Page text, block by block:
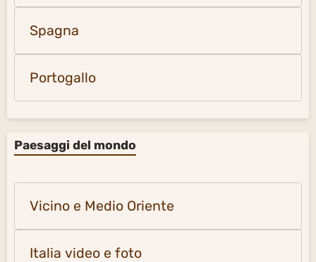
Spagna
Portogallo
Paesaggi del mondo
Vicino e Medio Oriente
Italia video e foto